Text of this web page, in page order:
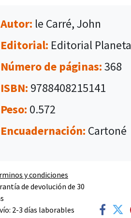
Autor: le Carré, John
Editorial: Editorial Planeta
Número de páginas:368
ISBN: 9788408215141
Peso: 0.572
Encuadernación: Cartoné
y condiciones
de devolución de 30
2-3 días laborables